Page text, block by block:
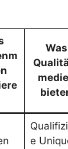
Was
e